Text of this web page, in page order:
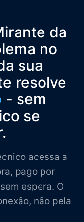
da
no
sua
resolve
- sem
se
acessa a
pago por
espera. O
não pela